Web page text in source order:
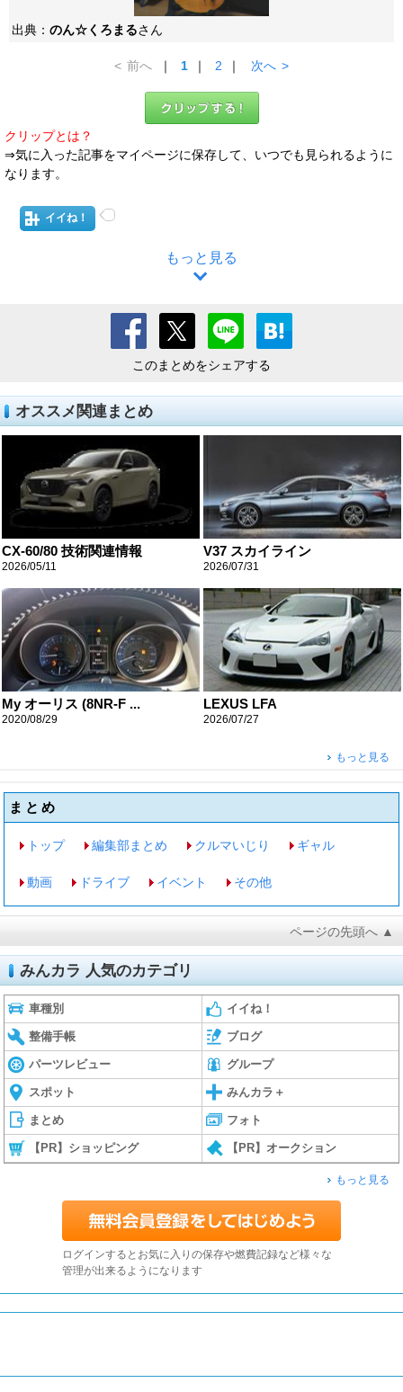
出典： のん☆くろまるさん
< 前へ ｜ 1 ｜ 2 ｜ 次へ >
クリップとは？
⇒気に入った記事をマイページに保存して、いつでも見られるように
なります。
イイね！
もっと見る
このまとめをシェアする
オススメ関連まとめ
CX-60/80 技術関連情報
2026/05/11
V37 スカイライン
2026/07/31
My オーリス (8NR-F ...
2020/08/29
LEXUS LFA
2026/07/27
もっと見る
まとめ
トップ 編集部まとめ クルマいじり ギャル
動画 ドライブ イベント その他
ページの先頭へ ▲
みんカラ 人気のカテゴリ
車種別 イイね！
整備手帳 ブログ
パーツレビュー グループ
スポット みんカラ＋
まとめ フォト
【PR】ショッピング 【PR】オークション
もっと見る
ログインするとお気に入りの保存や燃費記録など様々な
管理が出来るようになります